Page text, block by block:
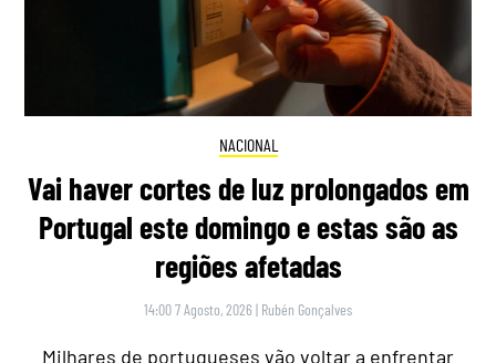
NACIONAL
Vai haver cortes de luz prolongados em
Portugal este domingo e estas são as
regiões afetadas
14:00 7 Agosto, 2026 | Rubén Gonçalves
Milhares de portugueses vão voltar a enfrentar